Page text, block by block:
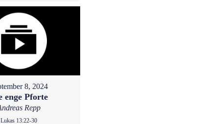
8, 2024
enge Pforte
Repp
Lukas 13:22-30